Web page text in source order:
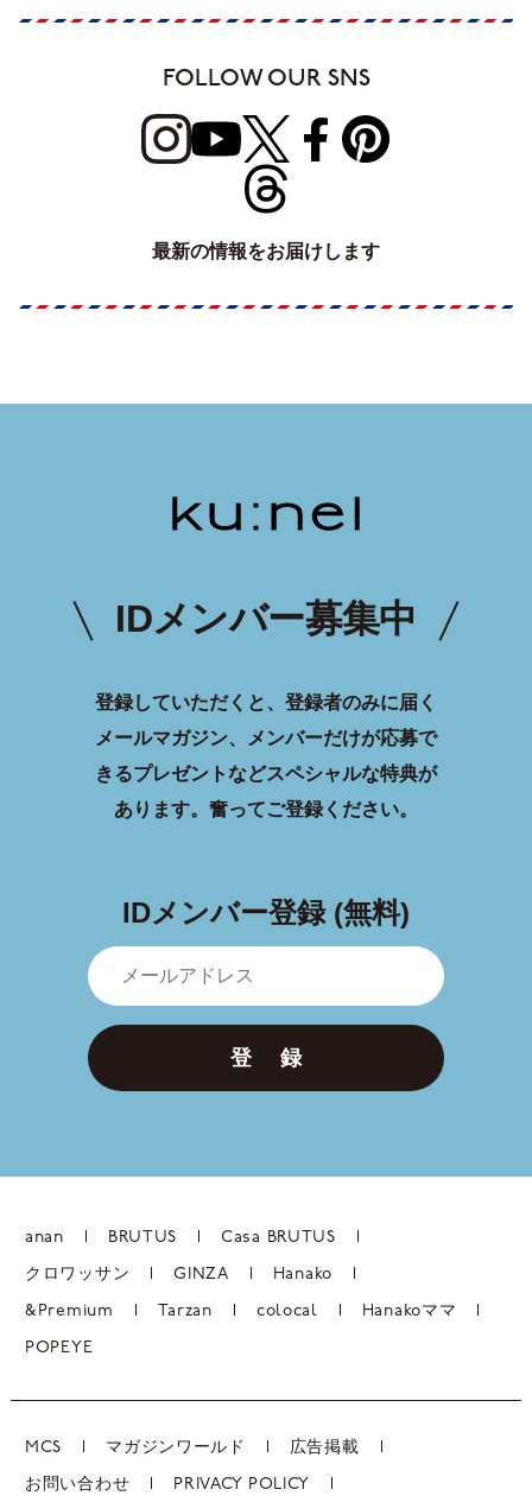
FOLLOW OUR SNS
最新の情報をお届けします
IDメンバー募集中
登録していただくと、登録者のみに届く
メールマガジン、メンバーだけが応募で
きるプレゼントなどスペシャルな特典が
あります。 奮ってご登録ください。
IDメンバー登録 (無料)
登 録
anan BRUTUS Casa BRUTUS
クロワッサン GINZA Hanako
&Premium Tarzan colocal Hanakoママ
POPEYE
MCS マガジンワールド 広告掲載
お問い合わせ PRIVACY POLICY